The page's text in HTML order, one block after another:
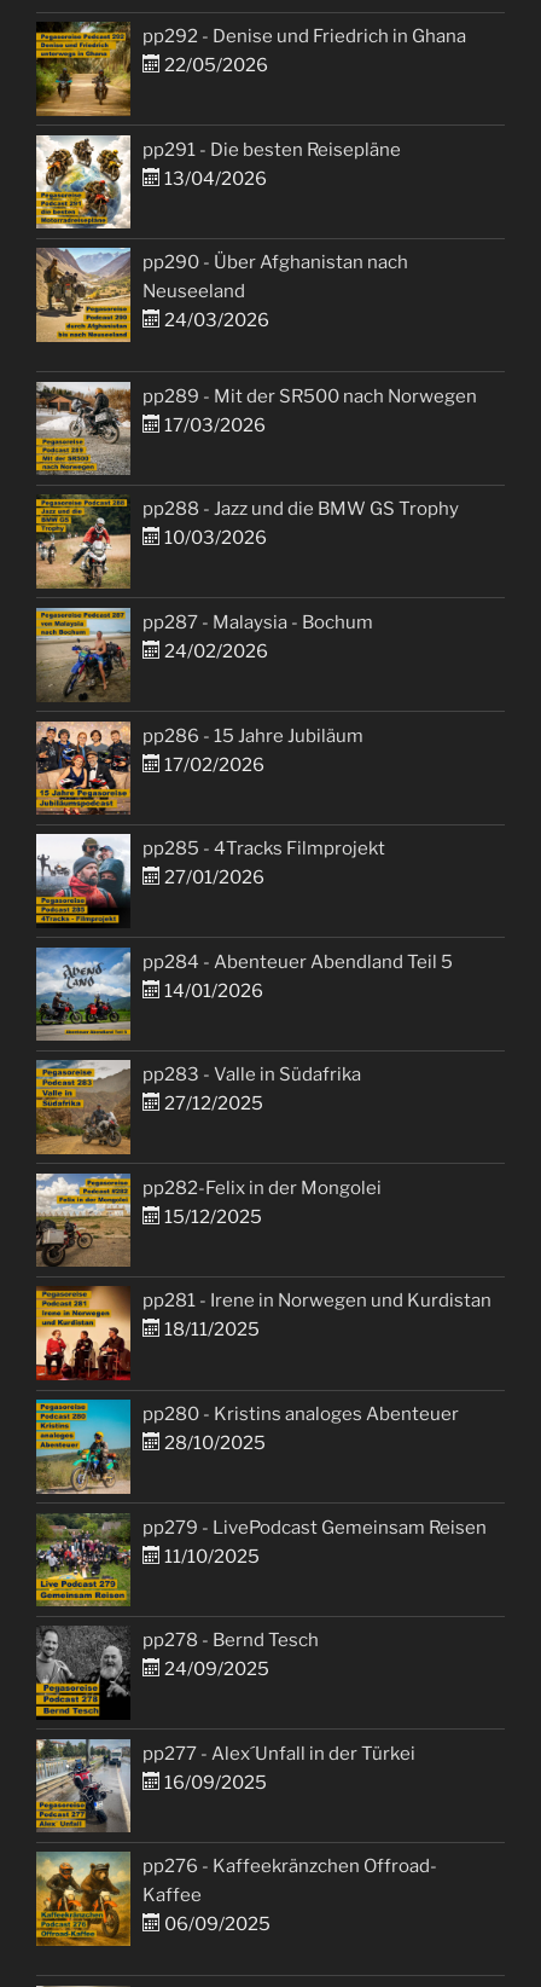
pp292 - Denise und Friedrich in Ghana
22/05/2026
pp291 - Die besten Reisepläne
13/04/2026
pp290 - Über Afghanistan nach
Neuseeland
24/03/2026
pp289 - Mit der SR500 nach Norwegen
17/03/2026
pp288 - Jazz und die BMW GS Trophy
10/03/2026
pp287 - Malaysia - Bochum
24/02/2026
pp286 - 15 Jahre Jubiläum
17/02/2026
pp285 - 4Tracks Filmprojekt
27/01/2026
pp284 - Abenteuer Abendland Teil 5
14/01/2026
pp283 - Valle in Südafrika
27/12/2025
pp282-Felix in der Mongolei
15/12/2025
pp281 - Irene in Norwegen und Kurdistan
18/11/2025
pp280 - Kristins analoges Abenteuer
28/10/2025
pp279 - LivePodcast Gemeinsam Reisen
11/10/2025
pp278 - Bernd Tesch
24/09/2025
pp277 - Alex´Unfall in der Türkei
16/09/2025
pp276 - Kaffeekränzchen Offroad-
Kaffee
06/09/2025